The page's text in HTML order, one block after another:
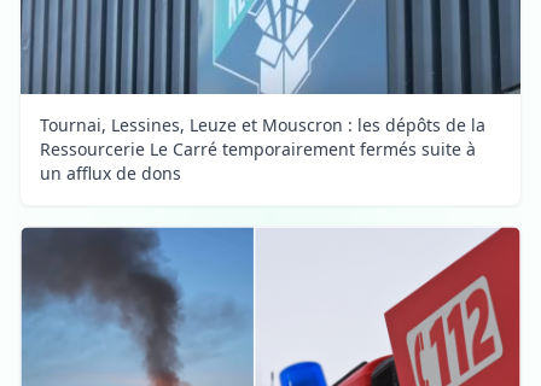
Tournai, Lessines, Leuze et Mouscron : les dépôts de la
Ressourcerie Le Carré temporairement fermés suite à
un afflux de dons